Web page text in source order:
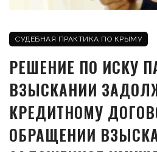
СУДЕБНАЯ ПРАКТИКА ПО КРЫМУ
РЕШЕНИЕ ПО ИСКУ
ВЗЫСКАНИИ
КРЕДИТНОМУ
ОБРАЩЕНИИ